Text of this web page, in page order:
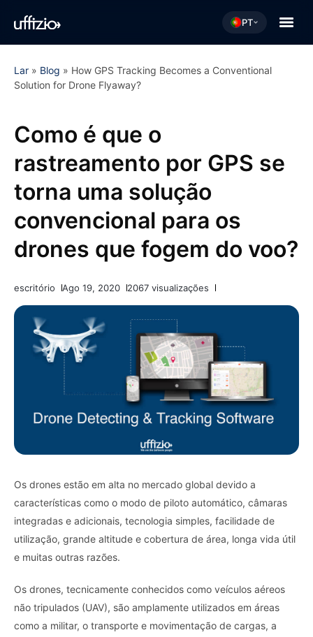
PT
Lar » Blog » How GPS Tracking Becomes a Conventional
Solution for Drone Flyaway?
Como é que o
rastreamento por GPS se
torna uma solução
convencional para os
drones que fogem do voo?
escritório Ago 19, 2020 2067 visualizações
Os drones estão em alta no mercado global devido a
características como o modo de piloto automático, câmaras
integradas e adicionais, tecnologia simples, facilidade de
utilização, grande altitude e cobertura de área, longa vida útil
e muitas outras razões.
Os drones, tecnicamente conhecidos como veículos aéreos
não tripulados (UAV), são amplamente utilizados em áreas
como a militar, o transporte e movimentação de cargas, a